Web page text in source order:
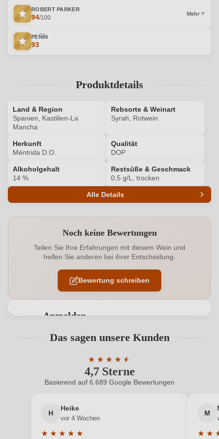
ROBERT PARKER
94/100
Mehr
PEÑÍN
93
Produktdetails
Land & Region
Spanien, Kastilien-La
Mancha
Rebsorte & Weinart
Syrah, Rotwein
Herkunft
Méntrida D.O.
Qualität
DOP
Alkoholgehalt
14 %
Restsüße & Geschmack
0,5 g/L, trocken
Alle Details
Alkoholgehalt in % 14 %
Allergene Enthält Sulfite
Ausbau Großes Eichenfass
Noch keine Bewertungen
Teilen Sie Ihre Erfahrungen mit diesem Wein und
helfen Sie anderen bei ihrer Entscheidung.
Bewertung schreiben
Anmelden
Benutzern abgegeben werden. Bitte loggen Sie sich
Neuer Kunde? Neuer Kunde?
Ihre E-Mail-Adresse
Das sagen unsere Kunden
4,7 Sterne
★ ★ ★ ★ ★
★
Durchschnittliche Bewertung von 4.7
Basierend auf 6.689 Google Bewertungen
H
Heike
vor 4 Wochen
★ ★ ★ ★ ★
M
★ ★